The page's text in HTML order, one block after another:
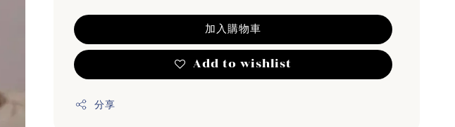
加入購物車
Add to wishlist
分享